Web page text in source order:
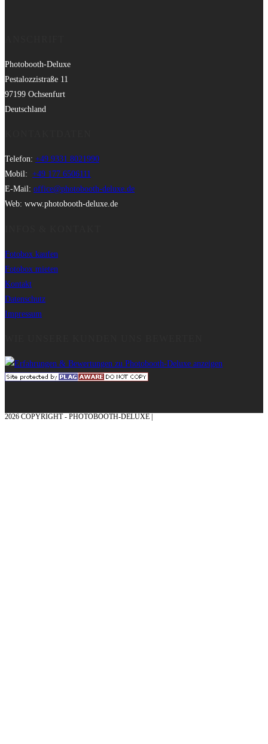
Photobooth-Deluxe
Pestalozzistraße 11
97199 Ochsenfurt
Deutschland
Telefon: +49 9331 8021990
Mobil: +49 177 6506111
E-Mail: office@photobooth-deluxe.de
Web: www.photobooth-deluxe.de
Fotobox kaufen
Fotobox mieten
Kontakt
Datenschutz
Impressum
2026 COPYRIGHT - PHOTOBOOTH-DELUXE |